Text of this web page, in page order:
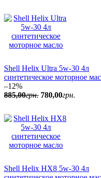
Shell Helix Ultra 5w-30 4л
синтетическое моторное
–12%
885,00грн. 780,00грн.
Shell Helix HX8 5w-30 4л